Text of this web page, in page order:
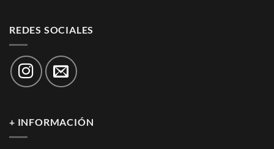
REDES SOCIALES
+ INFORMACIÓN